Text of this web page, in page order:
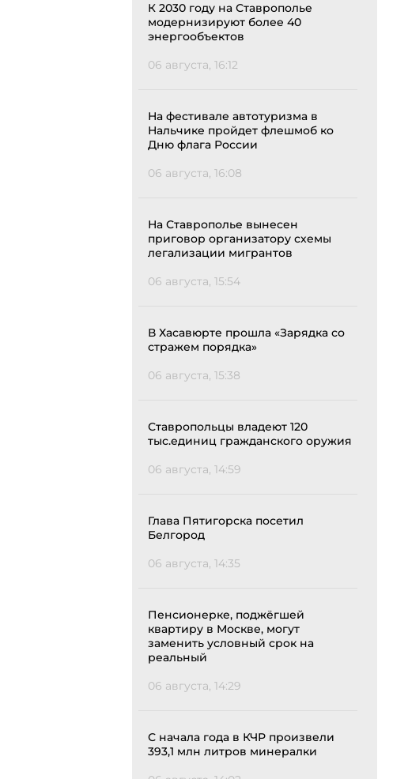
К 2030 году на Ставрополье
модернизируют более 40
энергообъектов
06 августа, 16:12
На фестивале автотуризма в
Нальчике пройдет флешмоб ко
Дню флага России
06 августа, 16:08
На Ставрополье вынесен
приговор организатору схемы
легализации мигрантов
06 августа, 15:54
В Хасавюрте прошла «Зарядка со
стражем порядка»
06 августа, 15:38
Ставропольцы владеют 120
тыс.единиц гражданского оружия
06 августа, 14:59
Глава Пятигорска посетил
Белгород
06 августа, 14:35
Пенсионерке, поджёгшей
квартиру в Москве, могут
заменить условный срок на
реальный
06 августа, 14:29
С начала года в КЧР произвели
393,1 млн литров минералки